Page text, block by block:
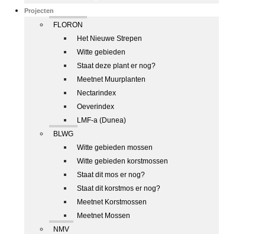
Projecten
FLORON
Het Nieuwe Strepen
Witte gebieden
Staat deze plant er nog?
Meetnet Muurplanten
Nectarindex
Oeverindex
LMF-a (Dunea)
BLWG
Witte gebieden mossen
Witte gebieden korstmossen
Staat dit mos er nog?
Staat dit korstmos er nog?
Meetnet Korstmossen
Meetnet Mossen
NMV